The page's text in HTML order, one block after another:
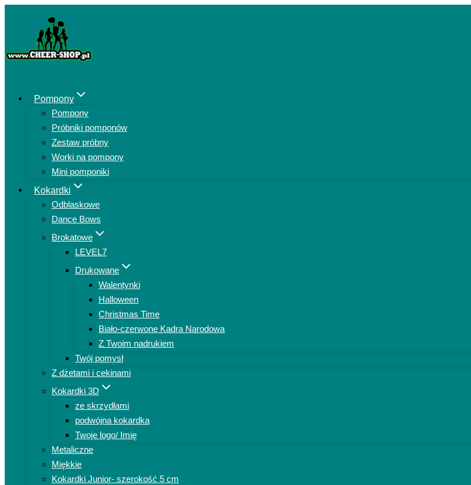
Pompony
Pompony
Próbniki pomponów
Zestaw próbny
Worki na pompony
Mini pomponiki
Kokardki
Odblaskowe
Dance Bows
Brokatowe
LEVEL7
Drukowane
Walentynki
Halloween
Christmas Time
Biało-czerwone Kadra Narodowa
Z Twoim nadrukiem
Twój pomysł
Z dżetami i cekinami
Kokardki 3D
ze skrzydłami
podwójna kokardka
Twoje logo/ Imię
Metaliczne
Miękkie
Kokardki Junior- szerokość 5 cm